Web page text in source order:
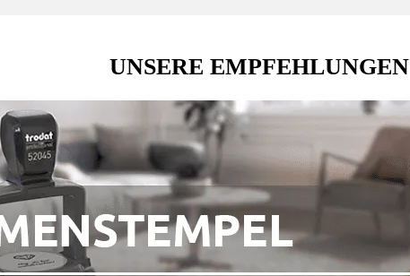
UNSERE EMPFEHLUNGEN